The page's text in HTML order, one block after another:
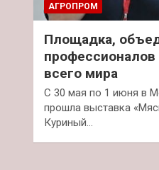
АГРОПРОМ
Площадка,
всего мира
С 30 мая по 1 июня в
прошла выставка
Куриный…